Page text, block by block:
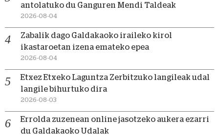
antolatuko du Ganguren Mendi Taldeak
2026-08-04
Zabalik dago Galdakaoko iraileko kirol
ikastaroetan izena emateko epea
2026-08-04
Etxez Etxeko Laguntza Zerbitzuko langileak udal
langile bihurtuko dira
2026-08-03
Errolda zuzenean online jasotzeko aukera ezarri
du Galdakaoko Udalak